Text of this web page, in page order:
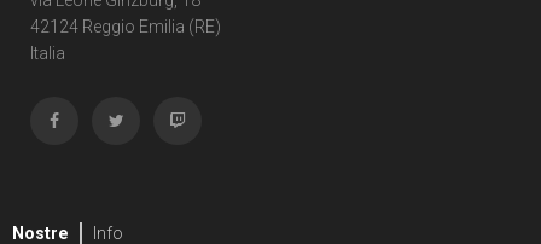
42124 Reggio Emilia (RE)
Italia
Nostre Info